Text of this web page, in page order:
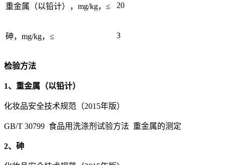
重金属（以铅计），mg/kg，≤ 20
砷，mg/kg，≤ 3
检验方法
1、重金属（以铅计）
化妆品安全技术规范（2015年版）
GB/T 30799 食品用洗涤剂试验方法 重金属的测定
2、砷